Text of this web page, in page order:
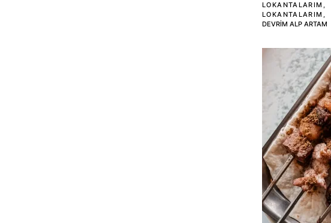
LOKANTALARIM
LOKANTALARIM
DEVRIM ALP ARTAM